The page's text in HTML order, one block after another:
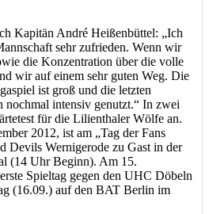
Kapitän André Heißenbüttel: „Ich
sehr zufrieden. Wenn wir
die Konzentration über die volle
wir auf einem sehr guten Weg. Die
ist groß und die letzten
nochmal intensiv genutzt.“ In zwei
für die Lilienthaler Wölfe an.
2012, ist am „Tag der Fans
Devils Wernigerode zu Gast in der
(14 Uhr Beginn). Am 15.
Spieltag gegen den UHC Döbeln
(16.09.) auf den BAT Berlin im